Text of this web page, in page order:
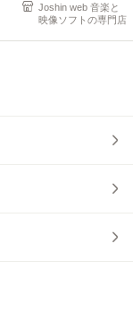
Joshin web 音楽と
映像ソフトの専門店